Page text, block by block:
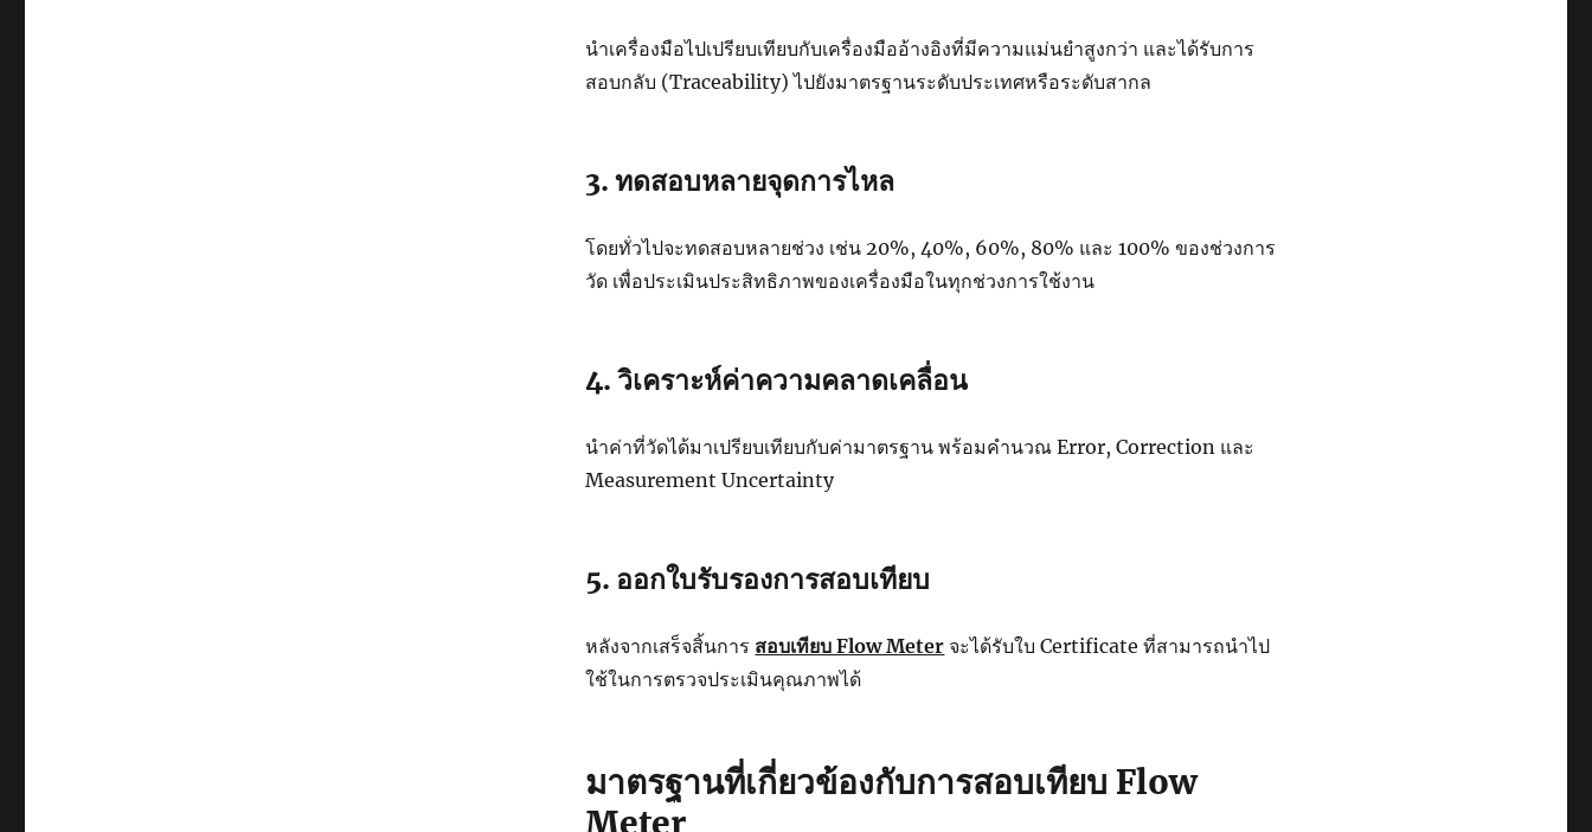
นำเครื่องมือไปเปรียบเทียบกับเครื่องมืออ้างอิงที่มีความแม่นยำสูงกว่า และได้รับการ
สอบกลับ (Traceability) ไปยังมาตรฐานระดับประเทศหรือระดับสากล
3. ทดสอบหลายจุดการไหล
โดยทั่วไปจะทดสอบหลายช่วง เช่น 20%, 40%, 60%, 80% และ 100% ของช่วงการ
วัด เพื่อประเมินประสิทธิภาพของเครื่องมือในทุกช่วงการใช้งาน
4. วิเคราะห์ค่าความคลาดเคลื่อน
นำค่าที่วัดได้มาเปรียบเทียบกับค่ามาตรฐาน พร้อมคำนวณ Error, Correction และ
Measurement Uncertainty
5. ออกใบรับรองการสอบเทียบ
หลังจากเสร็จสิ้นการ สอบเทียบ Flow Meter จะได้รับใบ Certificate ที่สามารถนำไป
ใช้ในการตรวจประเมินคุณภาพได้
มาตรฐานที่เกี่ยวข้องกับการสอบเทียบ Flow